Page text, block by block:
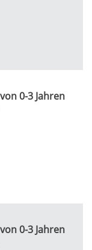
0-3 Jahren
0-3 Jahren